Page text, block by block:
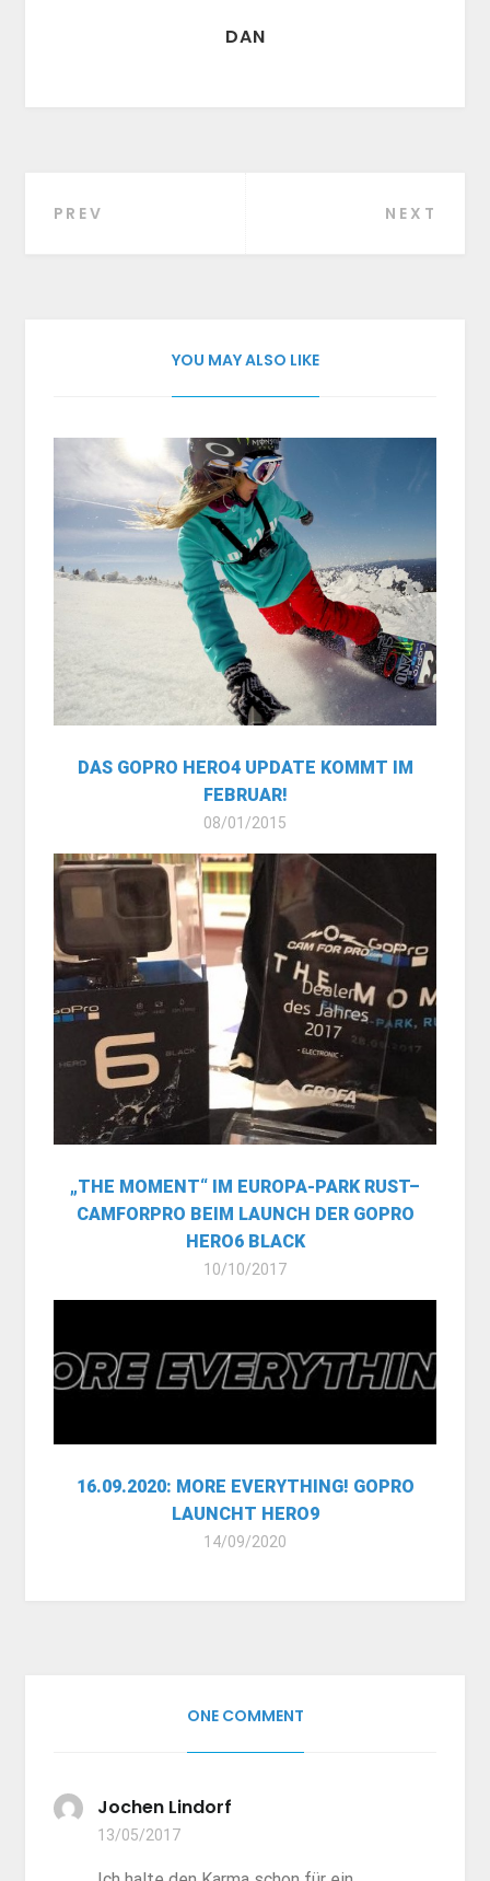
DAN
Beitragsnavigation
PREV NEXT
YOU MAY ALSO LIKE
DAS GOPRO HERO4 UPDATE KOMMT IM
FEBRUAR!
08/01/2015
„THE MOMENT“ IM EUROPA-PARK RUST–
CAMFORPRO BEIM LAUNCH DER GOPRO
HERO6 BLACK
10/10/2017
16.09.2020: MORE EVERYTHING! GOPRO
LAUNCHT HERO9
14/09/2020
ONE COMMENT
Jochen Lindorf
13/05/2017